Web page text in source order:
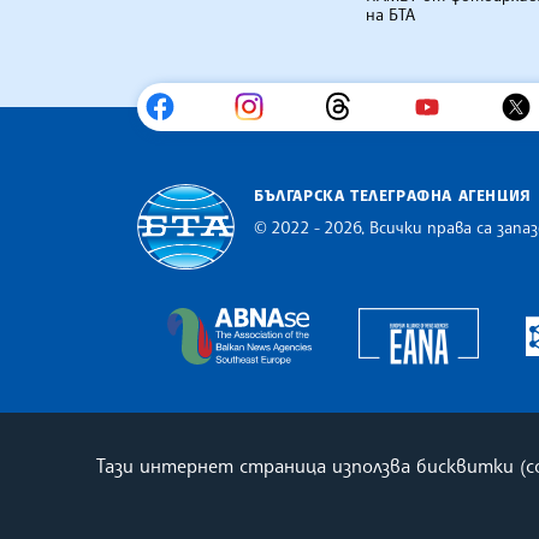
на БТА
БЪЛГАРСКА ТЕЛЕГРАФНА АГЕНЦИЯ
© 2022 - 2026, Всички права са
The Assocoation of the
Тази интернет страница използва бисквитки